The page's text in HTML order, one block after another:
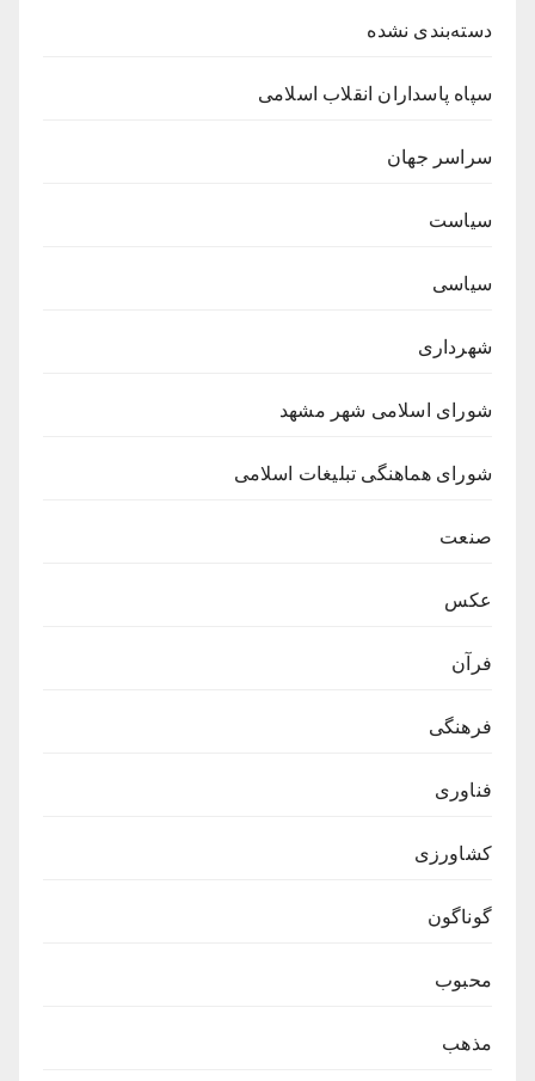
دسته‌بندی نشده
سپاه پاسداران انقلاب اسلامی
سراسر جهان
سیاست
سیاسی
شهرداری
شورای اسلامی شهر مشهد
شورای هماهنگی تبلیغات اسلامی
صنعت
عکس
فرآن
فرهنگی
فناوری
کشاورزی
گوناگون
محبوب
مذهب